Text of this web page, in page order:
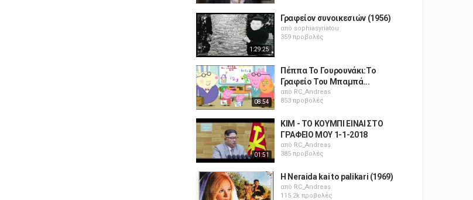
1:29:25
Γραφείον συνοικεσιών (1956)
από sophiasyriatou
359 προβολές
08:54
Πέππα Το Γουρουνάκι:Το
Γραφείο Του Μπαμπά...
από RC_Andreas
853 προβολές
01:51
ΚΙΜ - ΤΟ ΚΟΥΜΠΙ ΕΙΝΑΙ ΣΤΟ
ΓΡΑΦΕΙΟ ΜΟΥ 1-1-2018
από RC_Andreas
385 προβολές
H Neraida kai to palikari (1969)
από RC_Andreas
115.2k προβολές